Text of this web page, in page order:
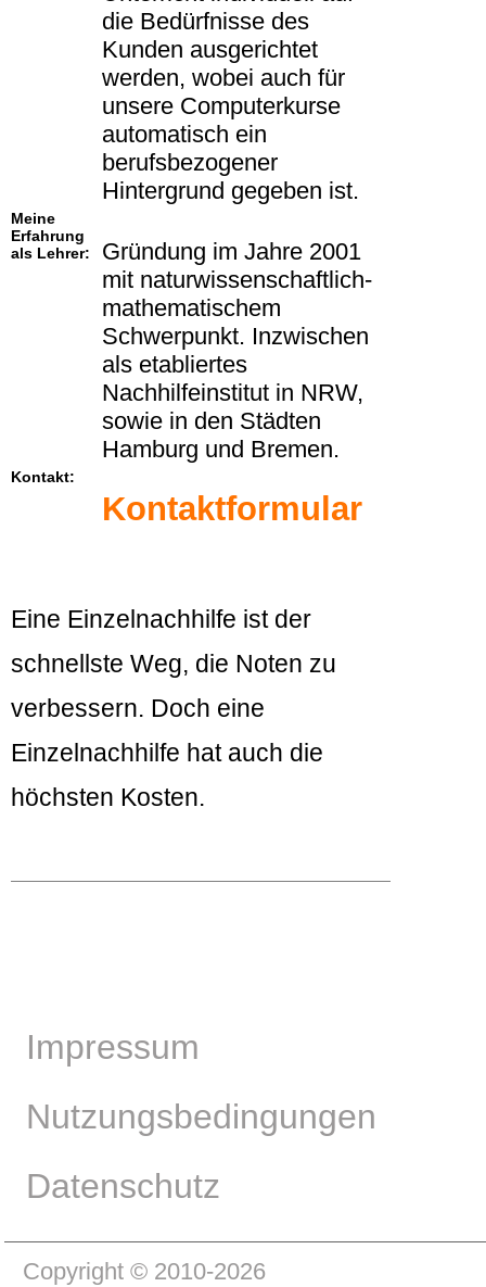
die Bedürfnisse des
Kunden ausgerichtet
werden, wobei auch für
unsere Computerkurse
automatisch ein
berufsbezogener
Hintergrund gegeben ist.
Meine
Erfahrung
als Lehrer:
Gründung im Jahre 2001
mit naturwissenschaftlich-
mathematischem
Schwerpunkt. Inzwischen
als etabliertes
Nachhilfeinstitut in NRW,
sowie in den Städten
Hamburg und Bremen.
Kontakt:
Kontaktformular
Eine Einzelnachhilfe ist der
schnellste Weg, die Noten zu
verbessern. Doch eine
Einzelnachhilfe hat auch die
höchsten Kosten.
Impressum
Nutzungsbedingungen
Datenschutz
Copyright © 2010-2026